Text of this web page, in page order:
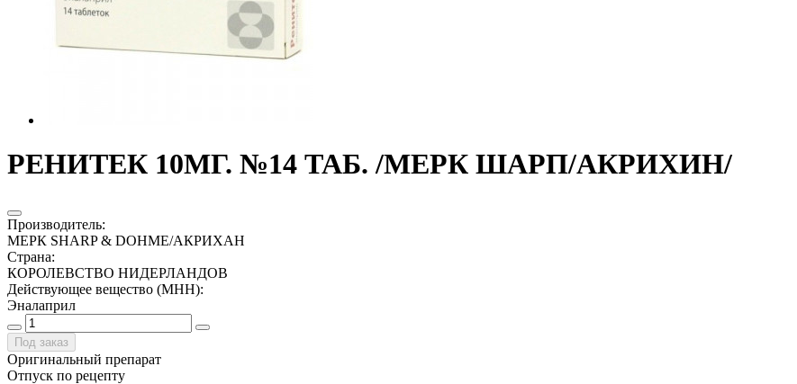
РЕНИТЕК 10МГ. №14 ТАБ. /МЕРК ШАРП/АКРИХИН/
Производитель:
МЕРК SHARP & DOHME/АКРИХАН
Страна:
КОРОЛЕВСТВО НИДЕРЛАНДОВ
Действующее вещество (МНН):
Эналаприл
Под заказ
Оригинальный препарат
Отпуск по рецепту